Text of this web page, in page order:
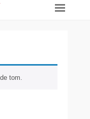
tom.